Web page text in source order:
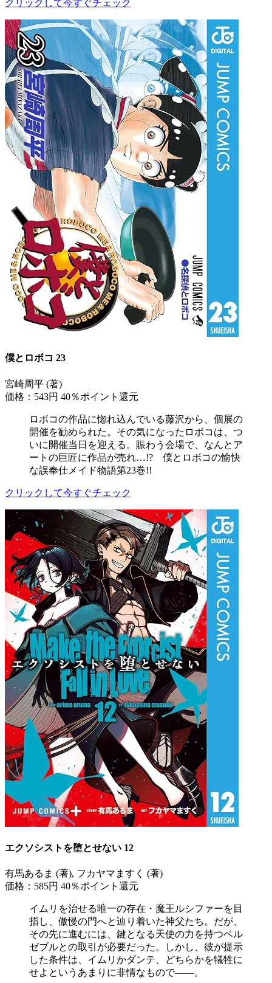
クリックして今すぐチェック
僕とロボコ 23
宮崎周平 (著)
価格：543円 40％ポイント還元
ロボコの作品に惚れ込んでいる藤沢から、個展の
開催を勧められた。その気になったロボコは、つ
いに開催当日を迎える。賑わう会場で、なんとア
ートの巨匠に作品が売れ…!? 僕とロボコの愉快
な誤奉仕メイド物語第23巻!!
クリックして今すぐチェック
エクソシストを堕とせない 12
有馬あるま (著), フカヤマますく (著)
価格：585円 40％ポイント還元
イムリを治せる唯一の存在・魔王ルシファーを目
指し、傲慢の門へと辿り着いた神父たち。だが、
その先に進むには、鍵となる天使の力を持つベル
ゼブルとの取引が必要だった。しかし、彼が提示
した条件は、イムリかダンテ、どちらかを犠牲に
せよというあまりに非情なもので――。